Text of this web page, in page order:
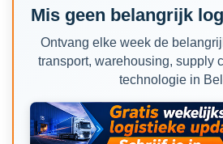
Mis geen belangrijk
Ontvang elke week de
transport, warehousing, supply
technologie in